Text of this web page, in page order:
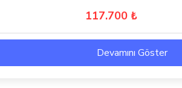
117.700 ₺
Devamını Göster